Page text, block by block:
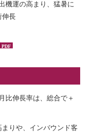
機運の高まり、猛暑に
伸長
比伸長率は、総合で＋
りや、インバウンド客